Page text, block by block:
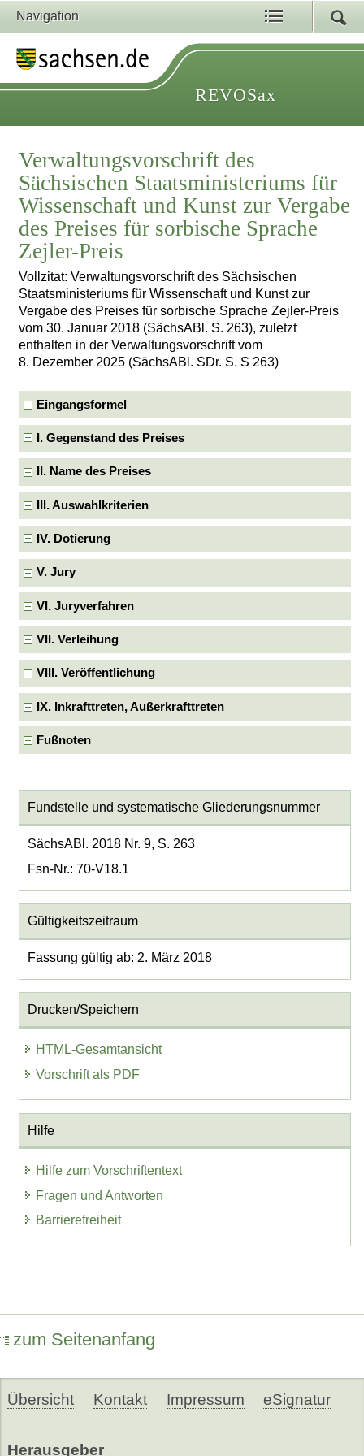
Navigation
REVOSax
Verwaltungsvorschrift des
Sächsischen Staatsministeriums für
Wissenschaft und Kunst zur Vergabe
des Preises für sorbische Sprache
Zejler-Preis
Vollzitat: Verwaltungsvorschrift des Sächsischen
Staatsministeriums für Wissenschaft und Kunst zur
Vergabe des Preises für sorbische Sprache Zejler-Preis
vom 30. Januar 2018 (SächsABl. S. 263), zuletzt
enthalten in der Verwaltungsvorschrift vom
8. Dezember 2025 (SächsABl. SDr. S. S 263)
Eingangsformel
I. Gegenstand des Preises
II. Name des Preises
III. Auswahlkriterien
IV. Dotierung
V. Jury
VI. Juryverfahren
VII. Verleihung
VIII. Veröffentlichung
IX. Inkrafttreten, Außerkrafttreten
Fußnoten
Fundstelle und systematische Gliederungsnummer
SächsABl. 2018 Nr. 9, S. 263
Fsn-Nr.: 70-V18.1
Gültigkeitszeitraum
Fassung gültig ab: 2. März 2018
Drucken/Speichern
HTML-Gesamtansicht
Vorschrift als PDF
Hilfe
Hilfe zum Vorschriftentext
Fragen und Antworten
Barrierefreiheit
zum Seitenanfang
Übersicht Kontakt Impressum eSignatur
Herausgeber